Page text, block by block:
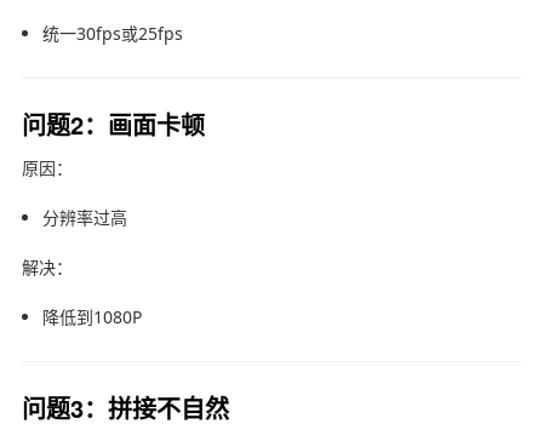
统一30fps或25fps
问题2：画面卡顿
原因：
分辨率过高
解决：
降低到1080P
问题3：拼接不自然